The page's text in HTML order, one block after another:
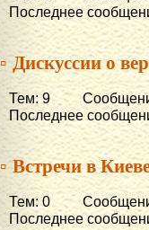
Последнее
▫ Дискуссии о
Тем: 9
Последнее
▫ Встречи в
Тем: 0
Последнее